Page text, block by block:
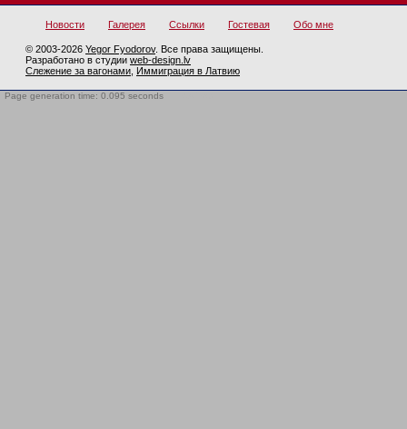
Новости Галерея Ссылки Гостевая Обо мне
© 2003-2026 Yegor Fyodorov. Все права защищены.
Разработано в студии web-design.lv
Слежение за вагонами Иммиграция в Латвию
Page generation time: 0.095 seconds